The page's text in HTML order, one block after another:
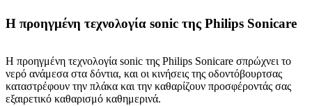
Η προηγμένη τεχνολογία sonic της Philips Sonicare
Η προηγμένη τεχνολογία sonic της Philips Sonicare σπρώχνει το
νερό ανάμεσα στα δόντια, και οι κινήσεις της οδοντόβουρτσας
καταστρέφουν την πλάκα και την καθαρίζουν προσφέροντάς σας
εξαιρετικό καθαρισμό καθημερινά.